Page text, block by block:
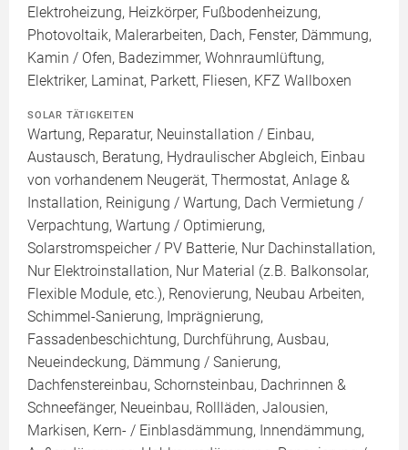
Elektroheizung, Heizkörper, Fußbodenheizung,
Photovoltaik, Malerarbeiten, Dach, Fenster, Dämmung,
Kamin / Ofen, Badezimmer, Wohnraumlüftung,
Elektriker, Laminat, Parkett, Fliesen, KFZ Wallboxen
SOLAR TÄTIGKEITEN
Wartung, Reparatur, Neuinstallation / Einbau,
Austausch, Beratung, Hydraulischer Abgleich, Einbau
von vorhandenem Neugerät, Thermostat, Anlage &
Installation, Reinigung / Wartung, Dach Vermietung /
Verpachtung, Wartung / Optimierung,
Solarstromspeicher / PV Batterie, Nur Dachinstallation,
Nur Elektroinstallation, Nur Material (z.B. Balkonsolar,
Flexible Module, etc.), Renovierung, Neubau Arbeiten,
Schimmel-Sanierung, Imprägnierung,
Fassadenbeschichtung, Durchführung, Ausbau,
Neueindeckung, Dämmung / Sanierung,
Dachfenstereinbau, Schornsteinbau, Dachrinnen &
Schneefänger, Neueinbau, Rollläden, Jalousien,
Markisen, Kern- / Einblasdämmung, Innendämmung,